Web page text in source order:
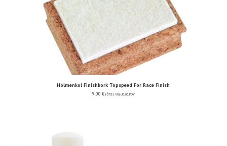
Holmenkol Finishkork Topspeed For Race Finish
9.00 € (67.81 kn) uključ. PDV